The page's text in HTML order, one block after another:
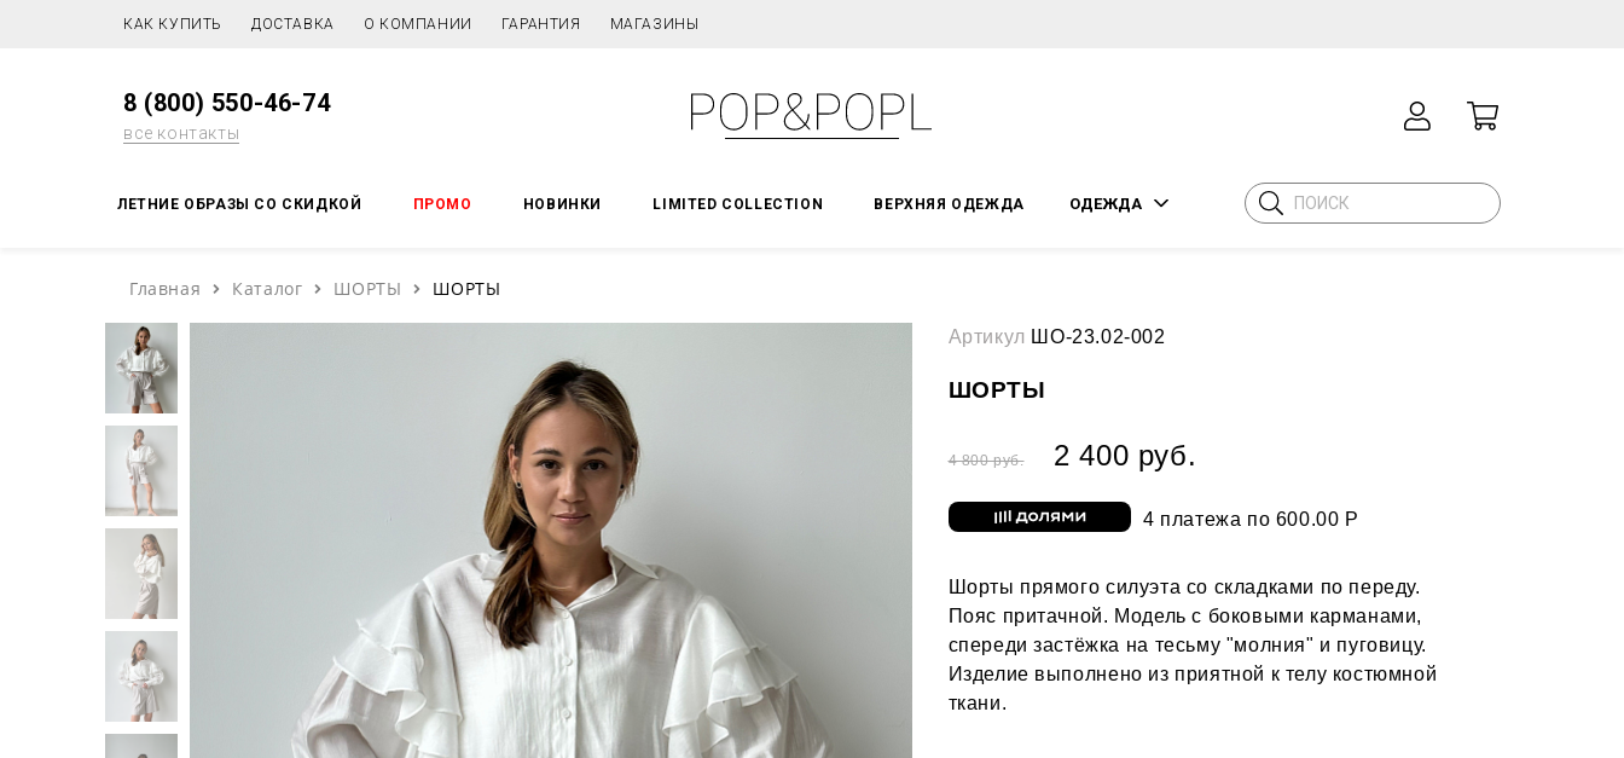
КАК КУПИТЬ ДОСТАВКА О КОМПАНИИ ГАРАНТИЯ МАГАЗИНЫ
8 (800) 550-46-74
все контакты
ЛЕТНИЕ ОБРАЗЫ СО СКИДКОЙ ПРОМО НОВИНКИ LIMITED COLLECTION ВЕРХНЯЯ ОДЕЖДА ОДЕЖДА
Главная Каталог ШОРТЫ ШОРТЫ
Артикул ШО-23.02-002
ШОРТЫ
4 800 руб. 2 400 руб.
4 платежа по 600.00 Р
Шорты прямого силуэта со складками по переду.
Пояс притачной. Модель с боковыми карманами,
спереди застёжка на тесьму "молния" и пуговицу.
Изделие выполнено из приятной к телу костюмной
ткани.